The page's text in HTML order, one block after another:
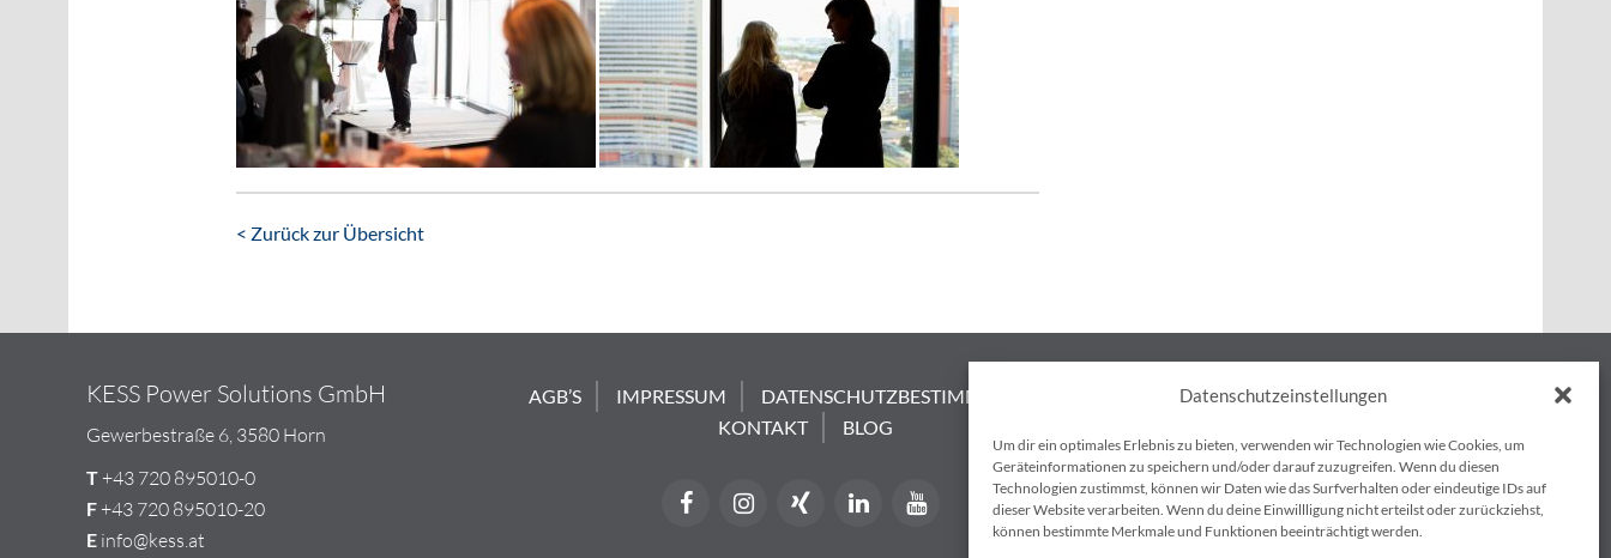
Datenschutzeinstellungen
Um dir ein optimales Erlebnis zu bieten, verwenden wir Technologien wie Cookies, um
Geräteinformationen zu speichern und/oder darauf zuzugreifen. Wenn du diesen
Technologien zustimmst, können wir Daten wie das Surfverhalten oder eindeutige IDs auf
dieser Website verarbeiten. Wenn du deine Einwillligung nicht erteilst oder zurückziehst,
können bestimmte Merkmale und Funktionen beeinträchtigt werden.
< Zurück zur Übersicht
KESS Power Solutions GmbH
Gewerbestraße 6, 3580 Horn
T +43 720 895010-0
F +43 720 895010-20
E info@kess.at
AGB’S IMPRESSUM
DATENSCHUTZBESTIMMUNGEN
KONTAKT
BLOG
NEWSLETTER
Ja, ich möchte den Newsletter von KESS
Power Solutions per E-Mail erhalten.